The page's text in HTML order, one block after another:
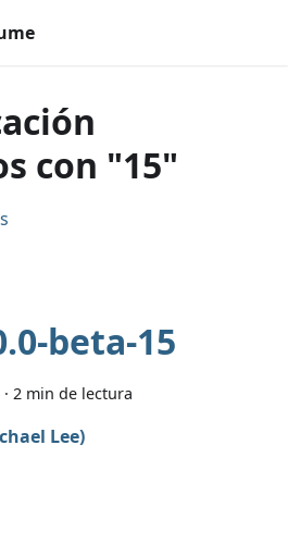
con "15"
beta-15
· 2 min de lectura
Lee)